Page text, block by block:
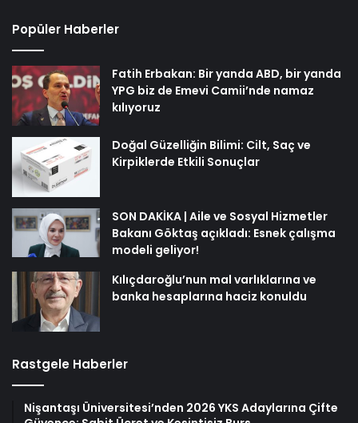
Popüler Haberler
Fatih Erbakan: Bir yanda ABD, bir yanda
YPG biz de Emevi Camii’nde namaz
kılıyoruz
Doğal Güzelliğin Bilimi: Cilt, Saç ve
Kirpiklerde Etkili Sonuçlar
SON DAKİKA | Aile ve Sosyal Hizmetler
Bakanı Göktaş açıkladı: Esnek çalışma
modeli geliyor!
Kılıçdaroğlu’nun mal varlıklarına ve
banka hesaplarına haciz konuldu
Rastgele Haberler
Nişantaşı Üniversitesi’nden 2026 YKS Adaylarına Çifte